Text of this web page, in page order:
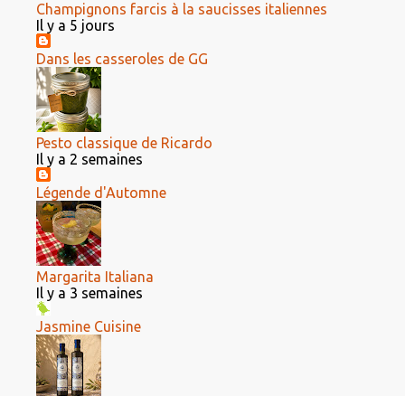
Champignons farcis à la saucisses italiennes
Il y a 5 jours
Dans les casseroles de GG
Pesto classique de Ricardo
Il y a 2 semaines
Légende d'Automne
Margarita Italiana
Il y a 3 semaines
Jasmine Cuisine